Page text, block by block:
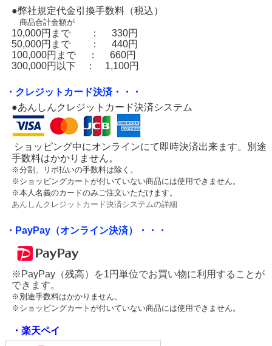
●弊社規定代金引換手数料（税込）
商品合計金額が
10,000円まで ： 330円
50,000円まで ： 440円
100,000円まで ： 660円
300,000円以下 ： 1,100円
・クレジットカード決済・・・
●あんしんクレジットカード決済システム
ショッピング中にオンラインにて即時決済出来ます。別途
手数料はかかりません。
※分割、リボ払いの手数料は除く。
※ショッピングカートが付いていない商品には使用できません。
※本人名義のカードのみご注文いただけます。
あんしんクレジットカード決済システムの詳細
・PayPay（オンライン決済）・・・
※PayPay（残高）を1円単位でお買い物に利用することが
できます。
※別途手数料はかかりません。
※ショッピングカートが付いていない商品には使用できません。
・楽天ペイ